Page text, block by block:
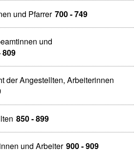
und Pfarrer 700 - 749
und
809
der Angestellten, Arbeiterinnen
850 - 899
und Arbeiter 900 - 909